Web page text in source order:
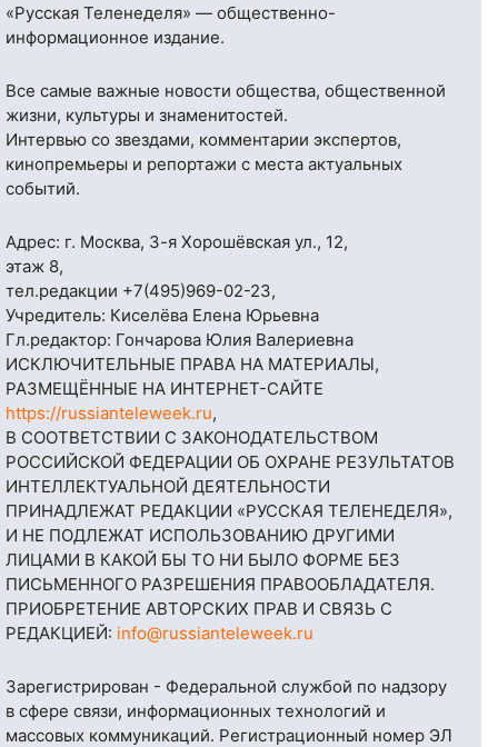
«Русская Теленеделя» — общественно-
информационное издание.
Все самые важные новости общества, общественной
жизни, культуры и знаменитостей.
Интервью со звездами, комментарии экспертов,
кинопремьеры и репортажи с места актуальных
событий.
Адрес: г. Москва, 3-я Хорошёвская ул., 12,
этаж 8,
тел.редакции +7(495)969-02-23,
Учредитель: Киселёва Елена Юрьевна
Гл.редактор: Гончарова Юлия Валериевна
ИСКЛЮЧИТЕЛЬНЫЕ ПРАВА НА МАТЕРИАЛЫ,
РАЗМЕЩЁННЫЕ НА ИНТЕРНЕТ-САЙТЕ
https://russianteleweek.ru,
В СООТВЕТСТВИИ С ЗАКОНОДАТЕЛЬСТВОМ
РОССИЙСКОЙ ФЕДЕРАЦИИ ОБ ОХРАНЕ РЕЗУЛЬТАТОВ
ИНТЕЛЛЕКТУАЛЬНОЙ ДЕЯТЕЛЬНОСТИ
ПРИНАДЛЕЖАТ РЕДАКЦИИ «РУССКАЯ ТЕЛЕНЕДЕЛЯ»,
И НЕ ПОДЛЕЖАТ ИСПОЛЬЗОВАНИЮ ДРУГИМИ
ЛИЦАМИ В КАКОЙ БЫ ТО НИ БЫЛО ФОРМЕ БЕЗ
ПИСЬМЕННОГО РАЗРЕШЕНИЯ ПРАВООБЛАДАТЕЛЯ.
ПРИОБРЕТЕНИЕ АВТОРСКИХ ПРАВ И СВЯЗЬ С
РЕДАКЦИЕЙ: info@russianteleweek.ru
Зарегистрирован - Федеральной службой по надзору
в сфере связи, информационных технологий и
массовых коммуникаций. Регистрационный номер ЭЛ